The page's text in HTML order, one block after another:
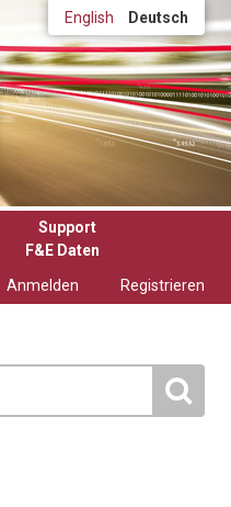
English Deutsch
Support
F&E Daten
Anmelden
Registrieren